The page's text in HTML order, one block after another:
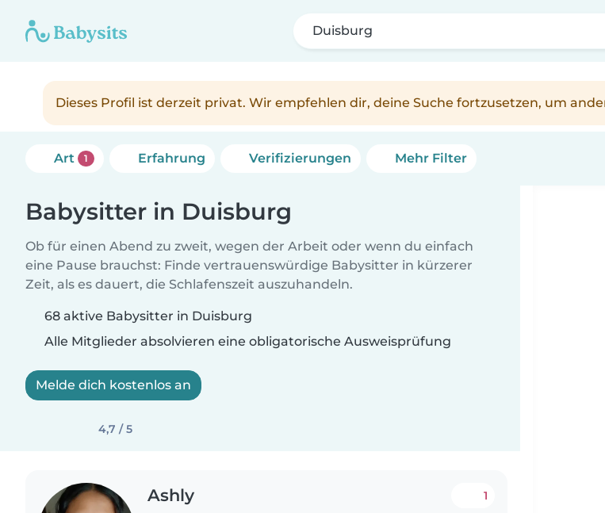
Duisburg
Dieses Profil ist derzeit privat. Wir empfehlen dir, deine Suche fortzusetzen, um
Art 1 Erfahrung Verifizierungen Mehr Filter
Babysitter in Duisburg
Ob für einen Abend zu zweit, wegen der Arbeit oder wenn du einfach
eine Pause brauchst: Finde vertrauenswürdige Babysitter in kürzerer
Zeit, als es dauert, die Schlafenszeit auszuhandeln.
68 aktive Babysitter in Duisburg
Alle Mitglieder absolvieren eine obligatorische Ausweisprüfung
Melde dich kostenlos an
4,7 / 5
Ashly 1